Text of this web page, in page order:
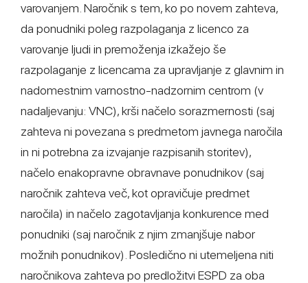
varovanjem. Naročnik s tem, ko po novem zahteva,
da ponudniki poleg razpolaganja z licenco za
varovanje ljudi in premoženja izkažejo še
razpolaganje z licencama za upravljanje z glavnim in
nadomestnim varnostno-nadzornim centrom (v
nadaljevanju: VNC), krši načelo sorazmernosti (saj
zahteva ni povezana s predmetom javnega naročila
in ni potrebna za izvajanje razpisanih storitev),
načelo enakopravne obravnave ponudnikov (saj
naročnik zahteva več, kot opravičuje predmet
naročila) in načelo zagotavljanja konkurence med
ponudniki (saj naročnik z njim zmanjšuje nabor
možnih ponudnikov). Posledično ni utemeljena niti
naročnikova zahteva po predložitvi ESPD za oba